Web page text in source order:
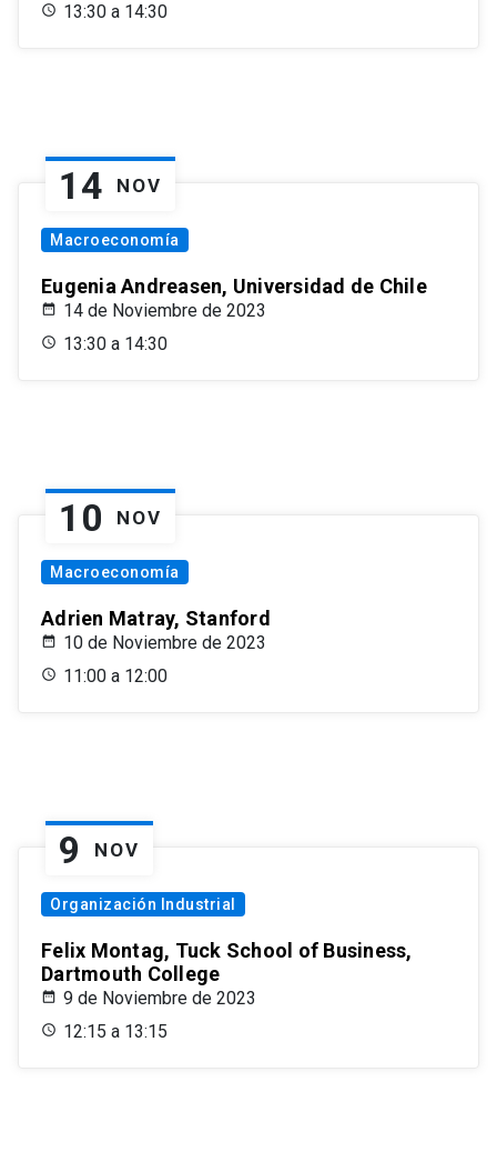
13:30 a 14:30
14 NOV
Macroeconomía
Eugenia Andreasen, Universidad de Chile
14 de Noviembre de 2023
13:30 a 14:30
10 NOV
Macroeconomía
Adrien Matray, Stanford
10 de Noviembre de 2023
11:00 a 12:00
9 NOV
Organización Industrial
Felix Montag, Tuck School of Business,
Dartmouth College
9 de Noviembre de 2023
12:15 a 13:15